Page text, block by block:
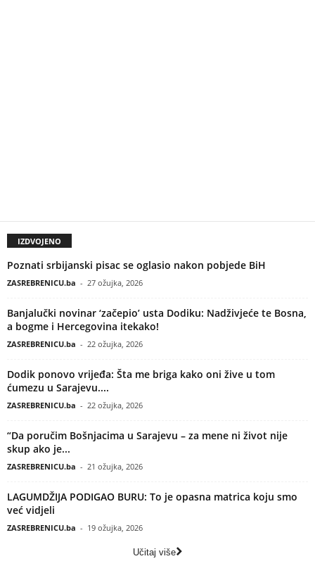
IZDVOJENO
Poznati srbijanski pisac se oglasio nakon pobjede BiH
ZASREBRENICU.ba - 27 ožujka, 2026
Banjalučki novinar ‘začepio’ usta Dodiku: Nadživjeće te Bosna,
a bogme i Hercegovina itekako!
ZASREBRENICU.ba - 22 ožujka, 2026
Dodik ponovo vrijeđa: Šta me briga kako oni žive u tom
ćumezu u Sarajevu....
ZASREBRENICU.ba - 22 ožujka, 2026
“Da poručim Bošnjacima u Sarajevu – za mene ni život nije
skup ako je...
ZASREBRENICU.ba - 21 ožujka, 2026
LAGUMDŽIJA PODIGAO BURU: To je opasna matrica koju smo
već vidjeli
ZASREBRENICU.ba - 19 ožujka, 2026
Učitaj više